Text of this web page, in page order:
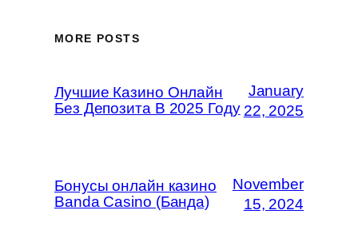
MORE POSTS
Лучшие Казино Онлайн
Без Депозита В 2025 Году
January
22, 2025
Бонусы онлайн казино
Banda Casino (Банда)
November
15, 2024